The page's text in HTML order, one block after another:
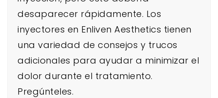
desaparecer rápidamente. Los
inyectores en Enliven Aesthetics tienen
una variedad de consejos y trucos
adicionales para ayudar a minimizar el
dolor durante el tratamiento.
Pregúnteles.